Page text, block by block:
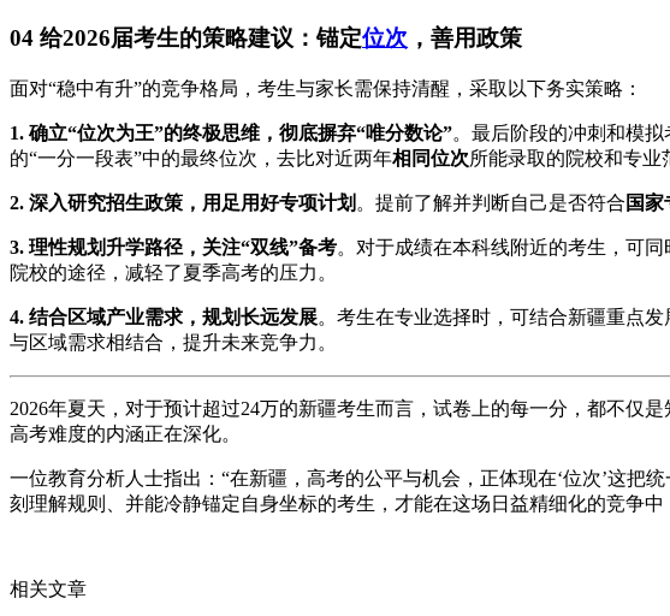
04 给2026届考生的策略建议：锚定位次 ，善用政策
面对“稳中有升”的竞争格局，考生与家长需保持清醒，采取以下务实策略：
1. 确立“位次为王”的终极思维，彻底摒弃“唯分数论”。最后阶段的冲刺和模
的“一分一段表”中的最终位次，去比对近两年相同位次所能录取的院校和专业
2. 深入研究招生政策，用足用好专项计划 。提前了解并判断自己是否符合 国
3. 理性规划升学路径，关注“双线”备考。对于成绩在本科线附近的考生，可同
院校的途径，减轻了夏季高考的压力。
4. 结合区域产业需求，规划长远发展。考生在专业选择时，可结合新疆重点
与区域需求相结合，提升未来竞争力。
2026年夏天，对于预计超过24万的新疆考生而言，试卷上的每一分，都不仅
高考难度的内涵正在深化。
一位教育分析人士指出：“在新疆，高考的公平与机会，正体现在‘位次’这把
刻理解规则、并能冷静锚定自身坐标的考生，才能在这场日益精细化的竞争中
相关文章